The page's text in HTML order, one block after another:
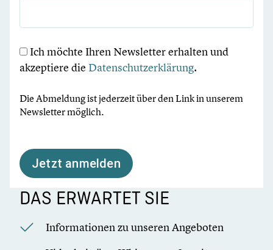
Ich möchte Ihren Newsletter erhalten und
akzeptiere die Datenschutzerklärung.
Die Abmeldung ist jederzeit über den Link in unserem
Newsletter möglich.
Jetzt anmelden
DAS ERWARTET SIE
Informationen zu unseren Angeboten